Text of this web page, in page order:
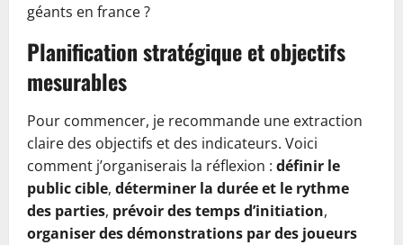
géants en france ?
Planification stratégique et objectifs
mesurables
Pour commencer, je recommande une extraction
claire des objectifs et des indicateurs. Voici
comment j’organiserais la réflexion : définir le
public cible, déterminer la durée et le rythme
des parties, prévoir des temps d’initiation,
organiser des démonstrations par des joueurs